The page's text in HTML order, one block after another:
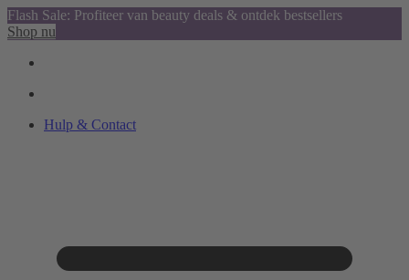
Flash Sale: Profiteer van beauty deals & ontdek bestsellers
Shop nu
Hulp & Contact